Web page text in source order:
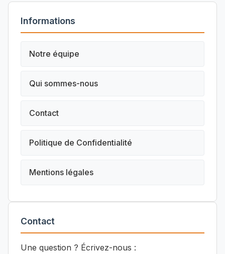
Informations
Notre équipe
Qui sommes-nous
Contact
Politique de Confidentialité
Mentions légales
Contact
Une question ? Écrivez-nous :